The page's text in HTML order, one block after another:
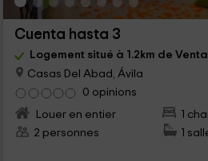
Cuenta hasta 3
Logement situé à 1.2km de
Casas Del Abad, Ávila
0 opinions
Louer en entier
1
2 personnes
1